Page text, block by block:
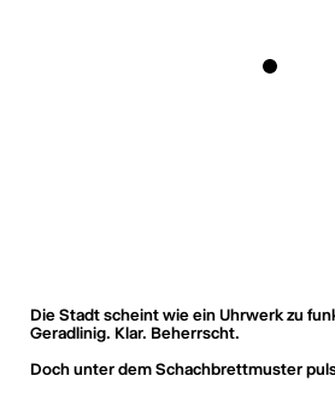
Die Stadt scheint wie ein Uhrwerk zu
Geradlinig. Klar. Beherrscht.
Doch unter dem Schachbrettmuster